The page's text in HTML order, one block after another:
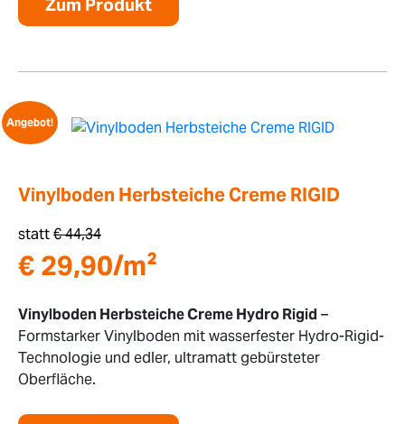
Zum Produkt
Angebot!
Vinylboden Herbsteiche Creme RIGID
statt€44,34
€ 29,90/m²
Vinylboden Herbsteiche Creme Hydro Rigid –
Formstarker Vinylboden mit wasserfester Hydro-Rigid-
Technologie und edler, ultramatt gebürsteter
Oberfläche.